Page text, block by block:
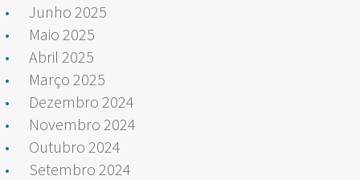
Junho 2025
Maio 2025
Abril 2025
Março 2025
Dezembro 2024
Novembro 2024
Outubro 2024
Setembro 2024